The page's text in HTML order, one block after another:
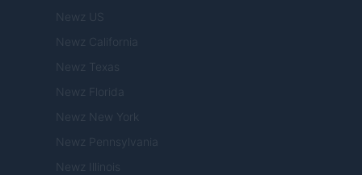
Newz US
Newz California
Newz Texas
Newz Florida
Newz New York
Newz Pennsylvania
Newz Illinois